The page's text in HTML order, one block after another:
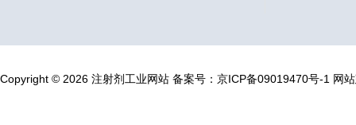
Copyright © 2026 注射剂工业网站 备案号： 京ICP备09019470号-1 网